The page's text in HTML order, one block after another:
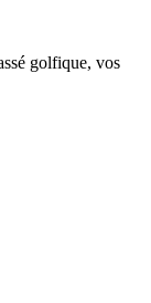
golfique, vos